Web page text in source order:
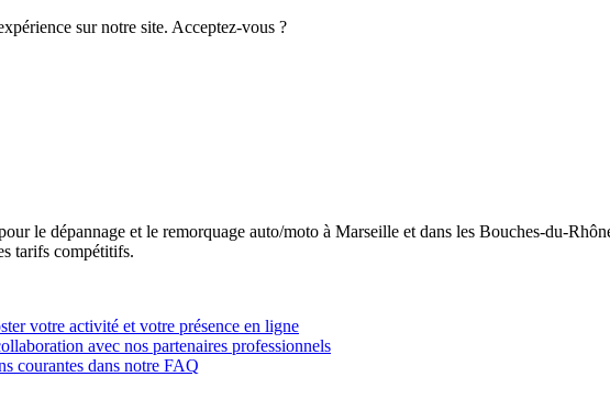
sur notre site. Acceptez-vous ?
le dépannage et le remorquage auto/moto à Marseille et dans les Bouches-du-
tarifs compétitifs.
votre activité et votre présence en ligne
avec nos partenaires professionnels
courantes dans notre FAQ